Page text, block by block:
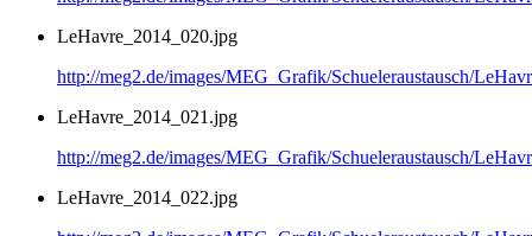
LeHavre_2014_020.jpg
http://meg2.de/images/MEG_Grafik/Schueleraustausch/
LeHavre_2014_021.jpg
http://meg2.de/images/MEG_Grafik/Schueleraustausch/
LeHavre_2014_022.jpg